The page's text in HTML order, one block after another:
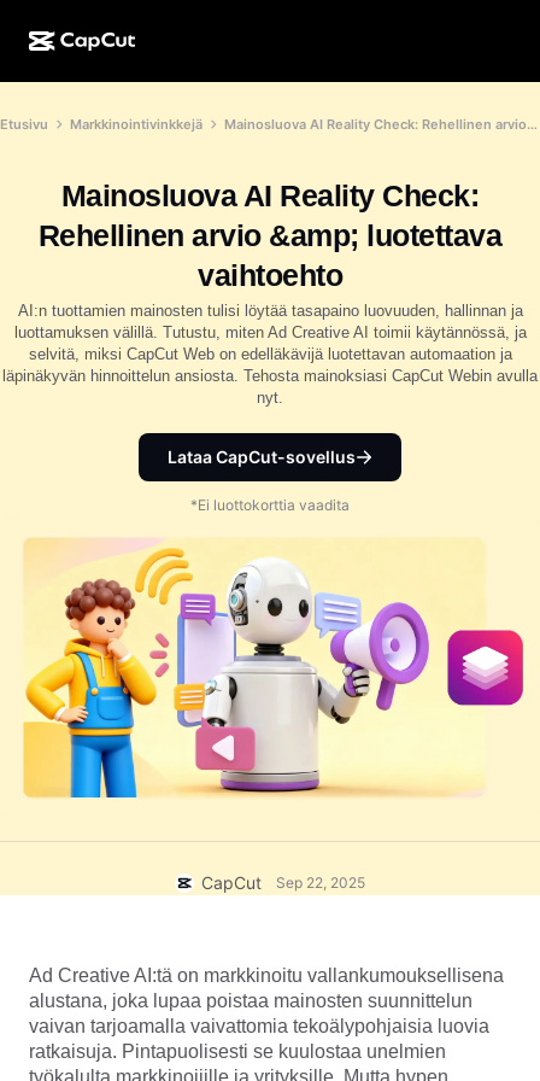
CapCut Desktop
CapCut Online
CapCut Pad
Dreamina AI
Pippit-tekoäly
Luonti tekoälyllä
Video Studio
Tekoälyvideonluoja
Tekoälykuvanluoja
Tekoälypohjainen kuvanparannustoiminto
Nano Banana Pro
Teksti ja äänet
Automaattiset tekstitykset
Tekstitysmallit
Puheentunnistus
Melunvähennys
Kuva
Ominaisuudet
Videoeditori ja -generaattori
Kuvaeditori ja -generaattori
Äänigeneraattori ja -editori
Lisää
Sosiaalinen media
Markkinointi
Elämäntapa ja vlogit
Mukautettu suunnittelu
Lisää
Mallitrendit ja -vinkit
Lisää
Sosiaalisen median mallit
Lomakauden mallit
Lisää
Kalenterimallit
Vuosipäivämallit
Yritysmallit
Toimialamallit
Yhteenvetomallit
Tietoja
Hankkeet
Kumppanit
Pioneeriohjelma
Luovien kumppanien ohjelma
CapCutin luova kampus
Ohje
Luottamuskeskus
Ohjekeskus
Uutishuone
Tietoja CapCutin palveluehdoista
Avaa CapCut
Etusivu Markkinointivinkkejä Mainosluova AI Reality Check: Rehellinen arvio &amp; luotettava vaihtoehto
Mainosluova AI Reality Check:
Rehellinen arvio &amp; luotettava
vaihtoehto
AI:n tuottamien mainosten tulisi löytää tasapaino luovuuden, hallinnan ja
luottamuksen välillä. Tutustu, miten Ad Creative AI toimii käytännössä, ja
selvitä, miksi CapCut Web on edelläkävijä luotettavan automaation ja
läpinäkyvän hinnoittelun ansiosta. Tehosta mainoksiasi CapCut Webin avulla
nyt.
Lataa CapCut-sovellus
*Ei luottokorttia vaadita
CapCut Sep 22, 2025
Ad Creative AI:tä on markkinoitu vallankumouksellisena
alustana, joka lupaa poistaa mainosten suunnittelun
vaivan tarjoamalla vaivattomia tekoälypohjaisia luovia
ratkaisuja. Pintapuolisesti se kuulostaa unelmien
työkalulta markkinoijille ja yrityksille. Mutta hypen